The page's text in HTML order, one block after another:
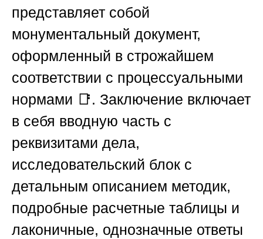
представляет собой
монументальный документ,
оформленный в строжайшем
соответствии с процессуальными
нормами 📑. Заключение включает
в себя вводную часть с
реквизитами дела,
исследовательский блок с
детальным описанием методик,
подробные расчетные таблицы и
лаконичные, однозначные ответы